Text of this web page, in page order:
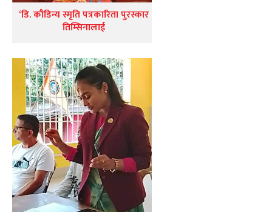
‘डि. कौडिन्य स्मृति पत्रकारिता पुरस्कार
तिम्सिनालाई